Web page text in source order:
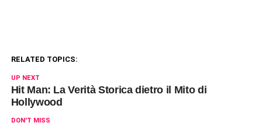
RELATED TOPICS:
UP NEXT
Hit Man: La Verità Storica dietro il Mito di
Hollywood
DON'T MISS